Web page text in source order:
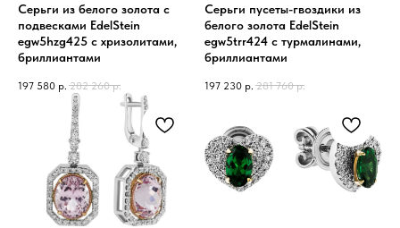
Серьги из белого золота с
подвесками EdelStein
egw5hzg425 с хризолитами,
бриллиантами
197 580 р. 282 260 р.
Серьги пусеты-гвоздики из
белого золота EdelStein
egw5trr424 с турмалинами,
бриллиантами
197 230 р. 281 760 р.